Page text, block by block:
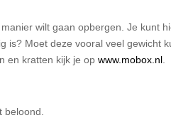
wilt gaan opbergen. Je kunt
Moet deze vooral veel gewicht
en kratten kijk je opwww.mobox.nl